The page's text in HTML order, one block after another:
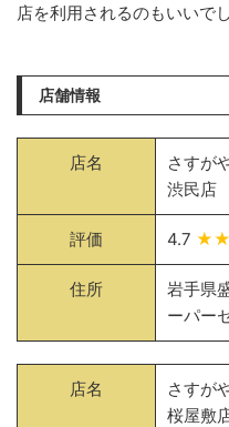
店を利用されるのもいいでし
店舗情報
店名
さすが
渋民店
評価 4.7
住所
岩手県
ーパー
店名
さすが
桜屋敷